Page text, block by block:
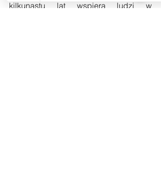
kilkunastu lat wspiera ludzi w